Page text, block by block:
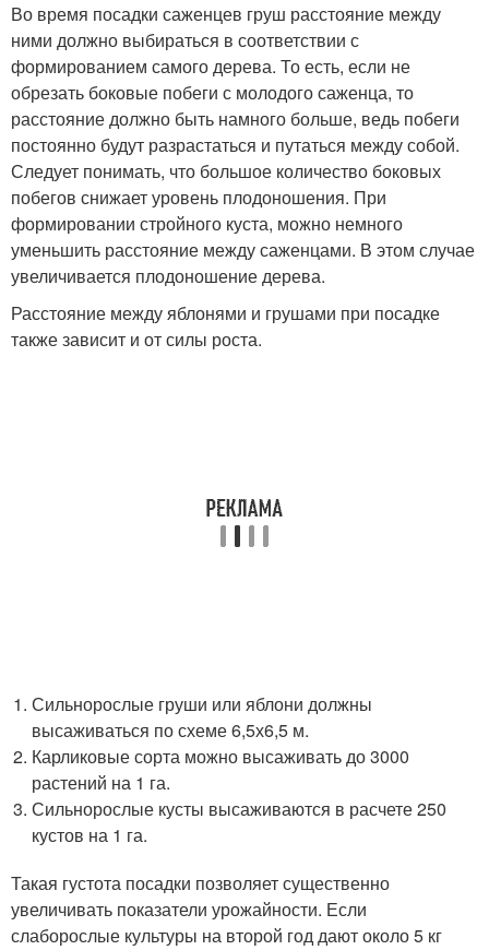
Во время посадки саженцев груш расстояние между
ними должно выбираться в соответствии с
формированием самого дерева. То есть, если не
обрезать боковые побеги с молодого саженца, то
расстояние должно быть намного больше, ведь побеги
постоянно будут разрастаться и путаться между собой.
Следует понимать, что большое количество боковых
побегов снижает уровень плодоношения. При
формировании стройного куста, можно немного
уменьшить расстояние между саженцами. В этом случае
увеличивается плодоношение дерева.
Расстояние между яблонями и грушами при посадке
также зависит и от силы роста.
Сильнорослые груши или яблони должны
высаживаться по схеме 6,5х6,5 м.
Карликовые сорта можно высаживать до 3000
растений на 1 га.
Сильнорослые кусты высаживаются в расчете 250
кустов на 1 га.
Такая густота посадки позволяет существенно
увеличивать показатели урожайности. Если
слаборослые культуры на второй год дают около 5 кг